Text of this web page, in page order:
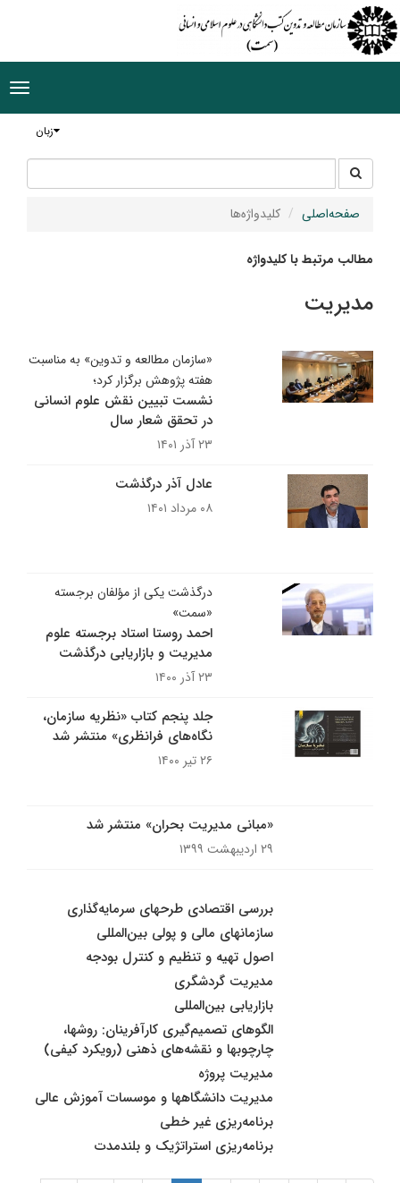
زبان
جستجو
در
سایت
صفحه‌اصلی کلیدواژه‌ها
مطالب مرتبط با کلیدواژه
مدیریت
«سازمان مطالعه و تدوین» به مناسبت
هفته پژوهش برگزار کرد؛
نشست تبیین نقش علوم‌ انسانی
در تحقق شعار سال
۲۳ آذر ۱۴۰۱
عادل آذر درگذشت
۰۸ مرداد ۱۴۰۱
درگذشت یکی از مؤلفان برجسته
«سمت»
احمد روستا استاد برجسته علوم
مدیریت و بازاریابی درگذشت
۲۳ آذر ۱۴۰۰
جلد پنجم کتاب «نظریه سازمان،
نگاه‌های فرانظری» منتشر شد
۲۶ تیر ۱۴۰۰
«مبانی مدیریت بحران» منتشر شد
۲۹ اردیبهشت ۱۳۹۹
بررسی اقتصادی طرحهای سرمایه‌گذاری
سازمانهای مالی و پولی بین‌المللی
اصول تهیه و تنظیم و کنترل بودجه
مدیریت گردشگری
بازاریابی بین‌المللی
الگوهای تصمیم‌گیری کارآفرینان: روشها،
چارچوبها و نقشه‌های ذهنی (رویکرد کیفی)
مدیریت پروژه
مدیریت دانشگاهها و موسسات آموزش عالی
برنامه‌ریزی غیر خطی
برنامه‌ریزی استراتژیک و بلندمدت